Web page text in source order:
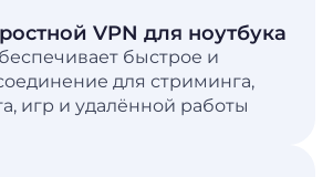
VPN для ноутбука
быстрое и
для стриминга,
игр и удалённой работы